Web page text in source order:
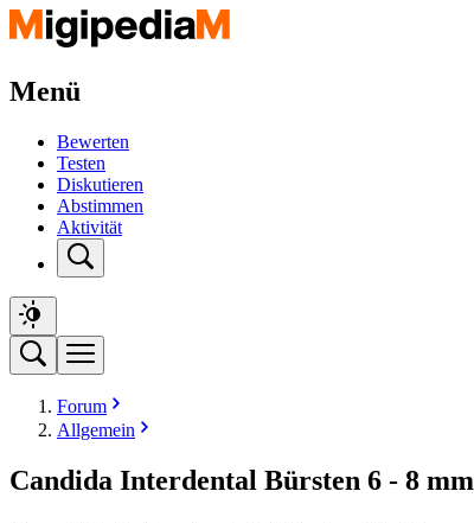
Menü
Bewerten
Testen
Diskutieren
Abstimmen
Aktivität
Forum
Allgemein
Candida Interdental Bürsten 6 - 8 mm